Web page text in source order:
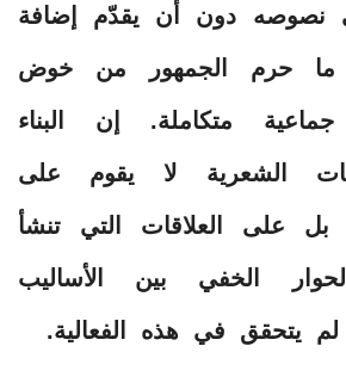
نصوصه دون أن يقدّم إضافة
ما حرم الجمهور من خوض
متكاملة. إن البناء
الشعرية لا يقوم على
بل على العلاقات التي تنشأ
الخفي بين الأساليب
يتحقق في هذه الفعالية.